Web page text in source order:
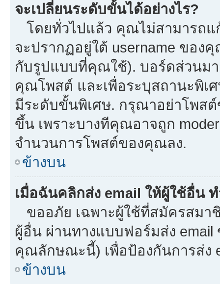
จะเปลี่ยนระดับขั้นได้อย่างไร?
โดยทั่วไปแล้ว คุณไม่สามารถ
จะปรากฏอยู่ใต้ username ขอ
กับรูปแบบที่คุณใช้). บอร์ดส่วนม
คุณโพสต์ และเพื่อระบุสถานะพิเศ
มีระดับขั้นพิเศษ. กรุณาอย่าโพส
ขึ้น เพราะบางทีคุณอาจถูก
จำนวนการโพสต์ของคุณลง.
ข้างบน
เมื่อฉันคลิกส่ง email ให้ผู้ใช้อื่น
ขออภัย เฉพาะผู้ใช้ที่สมัครสมา
ผู้อื่น ผ่านทางแบบฟอร์มส่ง
คุณลักษณะนี้) เพื่อป้องกันการส่ง
ข้างบน